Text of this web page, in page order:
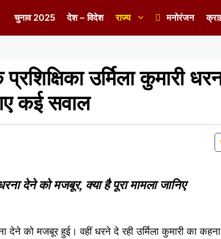
चुनाव 2025 देश – विदेश राज्य मनोरंजन
उर्मिला कुमारी
कई सवाल
देने को मजबूर, क्या है पूरा मामला जानिए
देने को मजबूर हुई। वहीं धरने दे रही उर्मिला कुमारी का